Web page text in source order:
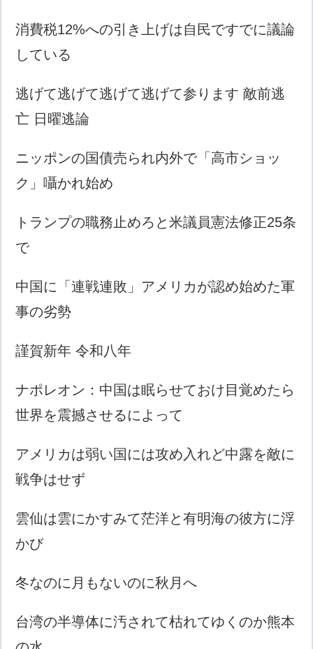
消費税12%への引き上げは自民ですでに議論
している
逃げて逃げて逃げて逃げて参ります 敵前逃
亡 日曜逃論
ニッポンの国債売られ内外で「高市ショッ
ク」囁かれ始め
トランプの職務止めろと米議員憲法修正25条
で
中国に「連戦連敗」アメリカが認め始めた軍
事の劣勢
謹賀新年 令和八年
ナポレオン：中国は眠らせておけ目覚めたら
世界を震撼させるによって
アメリカは弱い国には攻め入れど中露を敵に
戦争はせず
雲仙は雲にかすみて茫洋と有明海の彼方に浮
かび
冬なのに月もないのに秋月へ
台湾の半導体に汚されて枯れてゆくのか熊本